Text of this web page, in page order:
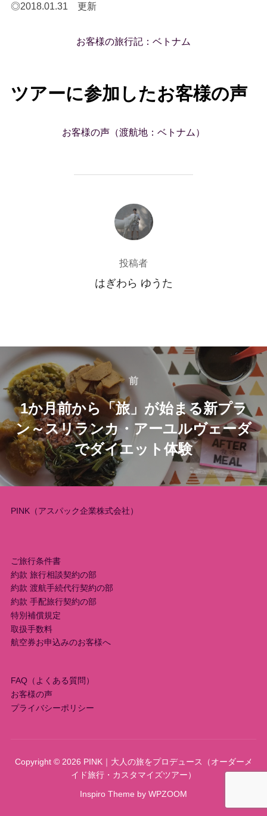
◎2018.01.31 更新
お客様の旅行記：ベトナム
ツアーに参加したお客様の声
お客様の声（渡航地：ベトナム）
投稿者
投稿者
はぎわら ゆうた
投
稿
ナ
ビ
ゲ
ー
シ
ン
前
前
1か月前から「旅」が始まる新プラ
ン～スリランカ・アーユルヴェーダ
でダイエット体験
PINK（アスパック企業株式会社）
ご旅行条件書
約款 旅行相談契約の部
約款 渡航手続代行契約の部
約款 手配旅行契約の部
特別補償規定
取扱手数料
航空券お申込みのお客様へ
FAQ（よくある質問）
お客様の声
プライバシーポリシー
Copyright © 2026 PINK｜大人の旅をプロデュース（オーダーメ
イド旅行・カスタマイズツアー）
Inspiro Theme by WPZOOM